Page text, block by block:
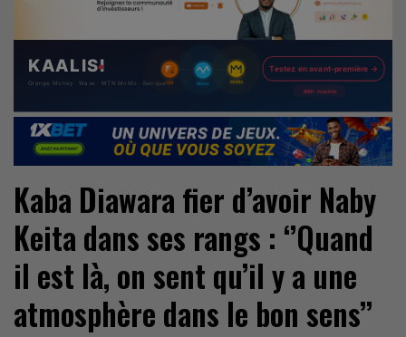
Kaba Diawara fier d’avoir Naby
Keita dans ses rangs : ‘’Quand
il est là, on sent qu’il y a une
atmosphère dans le bon sens’’